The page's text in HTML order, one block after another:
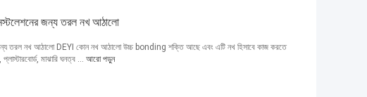
জন্য তরল নখ আঠালো
জন্য তরল নখ আঠালো DEYI কোন নখ আঠালো উচ্চ bonding শক্তি আছে এবং এটি নখ হিসাবে কাজ করতে
প্লাস্টারবোর্ড, মাঝারি ঘনত্ব ... আরো পড়ুন